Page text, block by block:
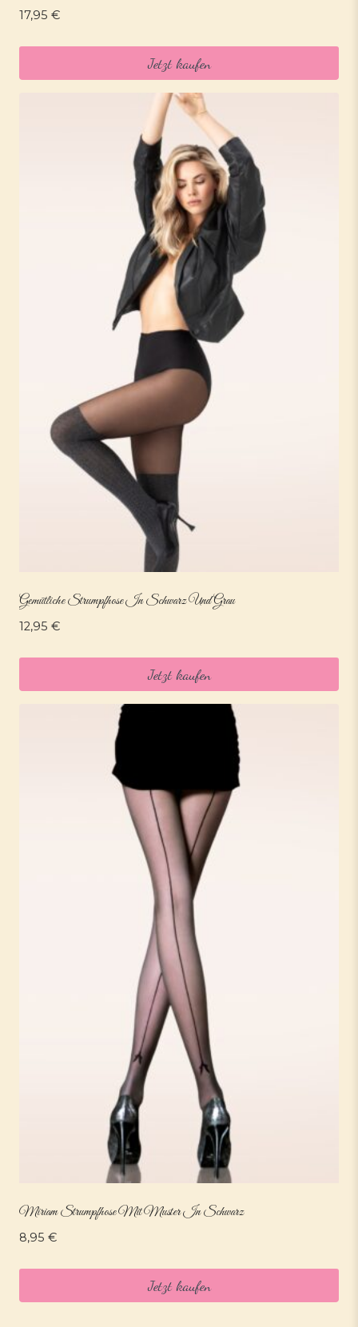
17,95 €
Jetzt kaufen
Gemütliche Strumpfhose In Schwarz Und Grau
12,95 €
Jetzt kaufen
Miriam Strumpfhose Mit Muster In Schwarz
8,95 €
Jetzt kaufen